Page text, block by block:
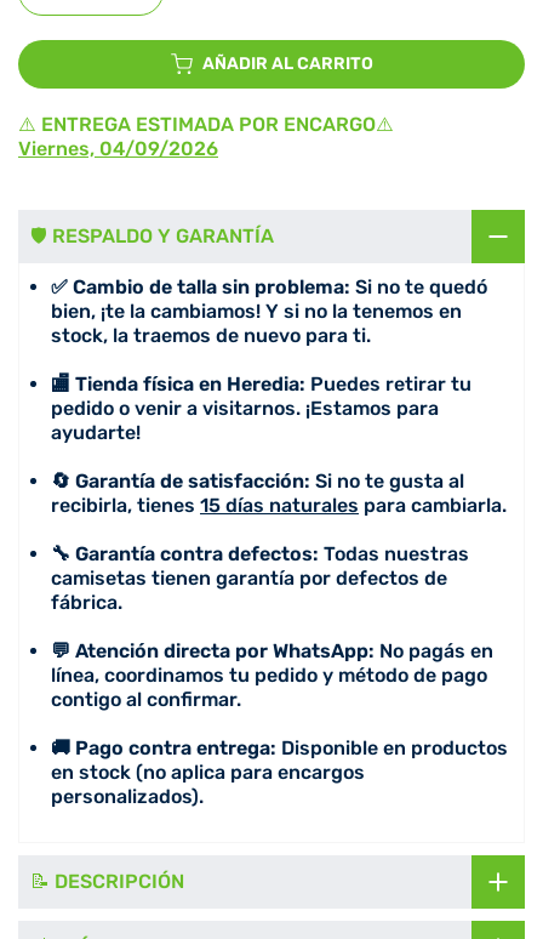
AÑADIR AL CARRITO
⚠️ ENTREGA ESTIMADA POR ENCARGO⚠️
Viernes, 04/09/2026
🛡️ RESPALDO Y GARANTÍA
✅ Cambio de talla sin problema: Si no te quedó
bien, ¡te la cambiamos! Y si no la tenemos en
stock, la traemos de nuevo para ti.
🏬 Tienda física en Heredia: Puedes retirar tu
pedido o venir a visitarnos. ¡Estamos para
ayudarte!
🔄 Garantía de satisfacción: Si no te gusta al
recibirla, tienes 15 días naturales para cambiarla.
🔧 Garantía contra defectos: Todas nuestras
camisetas tienen garantía por defectos de
fábrica.
💬 Atención directa por WhatsApp: No pagás en
línea, coordinamos tu pedido y método de pago
contigo al confirmar.
🚚 Pago contra entrega: Disponible en productos
en stock (no aplica para encargos
personalizados).
📝 DESCRIPCIÓN